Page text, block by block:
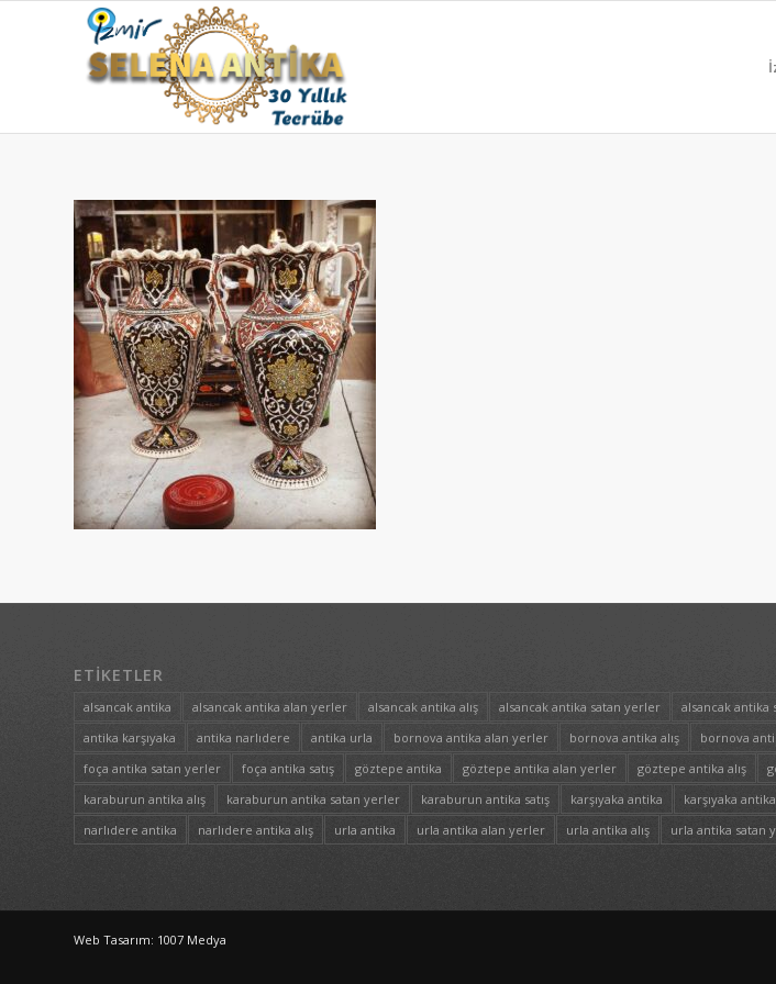
ETIKETLER
alsancak antika alsancak antika alan yerler alsancak antika alış alsancak antika satan yerler alsancak antika
antika karşıyaka
antika narlıdere antika urla bornova antika alan yerler bornova antika alış bornova
foça antika satan yerler
foça antika satış göztepe antika göztepe antika alan yerler göztepe antika alış
karaburun antika alış
karaburun antika satan yerler karaburun antika satış karşıyaka antika karşıyaka
narlıdere antika
narlıdere antika alış urla antika urla antika alan yerler urla antika alış urla antika satan
Web Tasarım: 1007 Medya